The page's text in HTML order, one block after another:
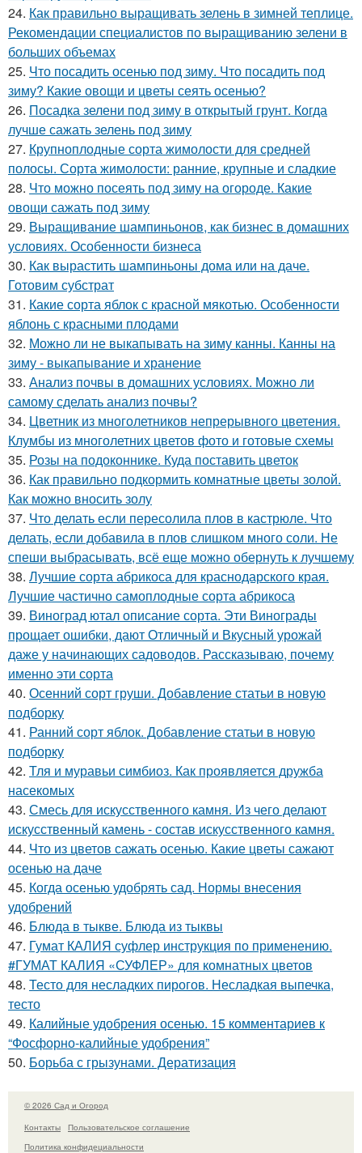
24. Как правильно выращивать зелень в зимней теплице.
Рекомендации специалистов по выращиванию зелени в
больших объемах
25. Что посадить осенью под зиму. Что посадить под
зиму? Какие овощи и цветы сеять осенью?
26. Посадка зелени под зиму в открытый грунт. Когда
лучше сажать зелень под зиму
27. Крупноплодные сорта жимолости для средней
полосы. Сорта жимолости: ранние, крупные и сладкие
28. Что можно посеять под зиму на огороде. Какие
овощи сажать под зиму
29. Выращивание шампиньонов, как бизнес в домашних
условиях. Особенности бизнеса
30. Как вырастить шампиньоны дома или на даче.
Готовим субстрат
31. Какие сорта яблок с красной мякотью. Особенности
яблонь с красными плодами
32. Можно ли не выкапывать на зиму канны. Канны на
зиму - выкапывание и хранение
33. Анализ почвы в домашних условиях. Можно ли
самому сделать анализ почвы?
34. Цветник из многолетников непрерывного цветения.
Клумбы из многолетних цветов фото и готовые схемы
35. Розы на подоконнике. Куда поставить цветок
36. Как правильно подкормить комнатные цветы золой.
Как можно вносить золу
37. Что делать если пересолила плов в кастрюле. Что
делать, если добавила в плов слишком много соли. Не
спеши выбрасывать, всё еще можно обернуть к лучшему
38. Лучшие сорта абрикоса для краснодарского края.
Лучшие частично самоплодные сорта абрикоса
39. Виноград ютал описание сорта. Эти Винограды
прощает ошибки, дают Отличный и Вкусный урожай
даже у начинающих садоводов. Рассказываю, почему
именно эти сорта
40. Осенний сорт груши. Добавление статьи в новую
подборку
41. Ранний сорт яблок. Добавление статьи в новую
подборку
42. Тля и муравьи симбиоз. Как проявляется дружба
насекомых
43. Смесь для искусственного камня. Из чего делают
искусственный камень - состав искусственного камня.
44. Что из цветов сажать осенью. Какие цветы сажают
осенью на даче
45. Когда осенью удобрять сад. Нормы внесения
удобрений
46. Блюда в тыкве. Блюда из тыквы
47. Гумат КАЛИЯ суфлер инструкция по применению.
#ГУМАТ КАЛИЯ «СУФЛЕР» для комнатных цветов
48. Тесто для несладких пирогов. Несладкая выпечка,
тесто
49. Калийные удобрения осенью. 15 комментариев к
“Фосфорно-калийные удобрения”
50. Борьба с грызунами. Дератизация
© 2026 Сад и Огород
Контакты
Пользовательское соглашение
Политика конфидециальности